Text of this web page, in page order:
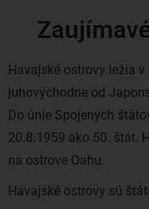
Havajské ostrovy ležia
juhovýchodne od
Do únie Spojených
20.8.1959 ako 50. štát.
na ostrove Oahu.
Havajské ostrovy sú